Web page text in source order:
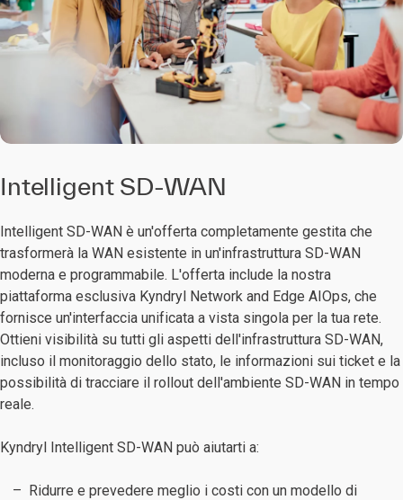
Intelligent SD-WAN
Intelligent SD-WAN è un'offerta completamente gestita che
trasformerà la WAN esistente in un'infrastruttura SD-WAN
moderna e programmabile. L'offerta include la nostra
piattaforma esclusiva Kyndryl Network and Edge AIOps, che
fornisce un'interfaccia unificata a vista singola per la tua rete.
Ottieni visibilità su tutti gli aspetti dell'infrastruttura SD-WAN,
incluso il monitoraggio dello stato, le informazioni sui ticket e la
possibilità di tracciare il rollout dell'ambiente SD-WAN in tempo
reale.
Kyndryl Intelligent SD-WAN può aiutarti a:
Ridurre e prevedere meglio i costi con un modello di